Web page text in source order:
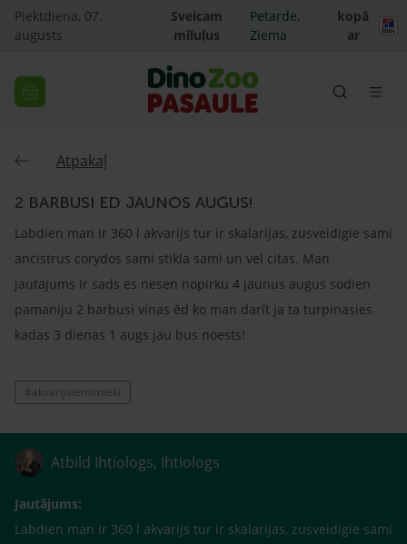
Piektdiena, 07.
augusts
Sveicam
mīluļus
Petarde,
Ziema
kopā
ar
Atpakaļ
2 BARBUSI ED JAUNOS AUGUS!
Labdien man ir 360 l akvarijs tur ir skalarijas, zusveidigie sami
ancistrus corydos sami stikla sami un vel citas. Man
jautajums ir sads es nesen nopirku 4 jaunus augus sodien
pamaniju 2 barbusi vinas ēd ko man darīt ja ta turpinasies
kadas 3 dienas 1 augs jau bus noests!
#akvarijaiemitnieki
Atbild Ihtiologs, Ihtiologs
Jautājums:
Labdien man ir 360 l akvarijs tur ir skalarijas, zusveidigie sami